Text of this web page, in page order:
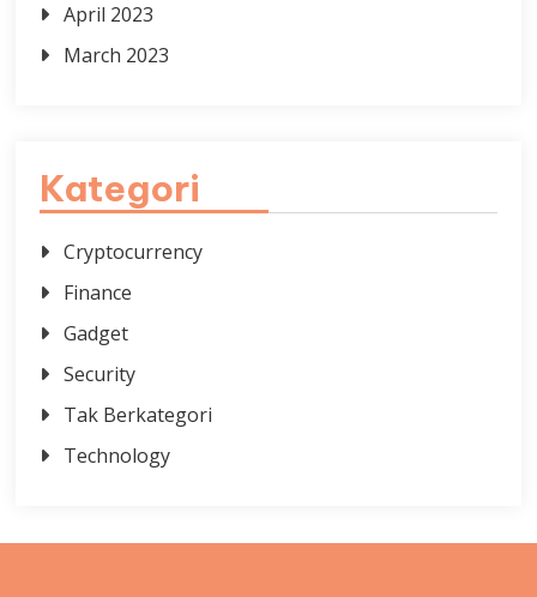
April 2023
March 2023
Kategori
Cryptocurrency
Finance
Gadget
Security
Tak Berkategori
Technology